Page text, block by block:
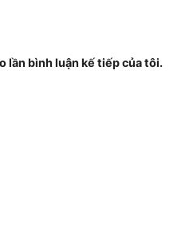
lần bình luận kế tiếp của tôi.